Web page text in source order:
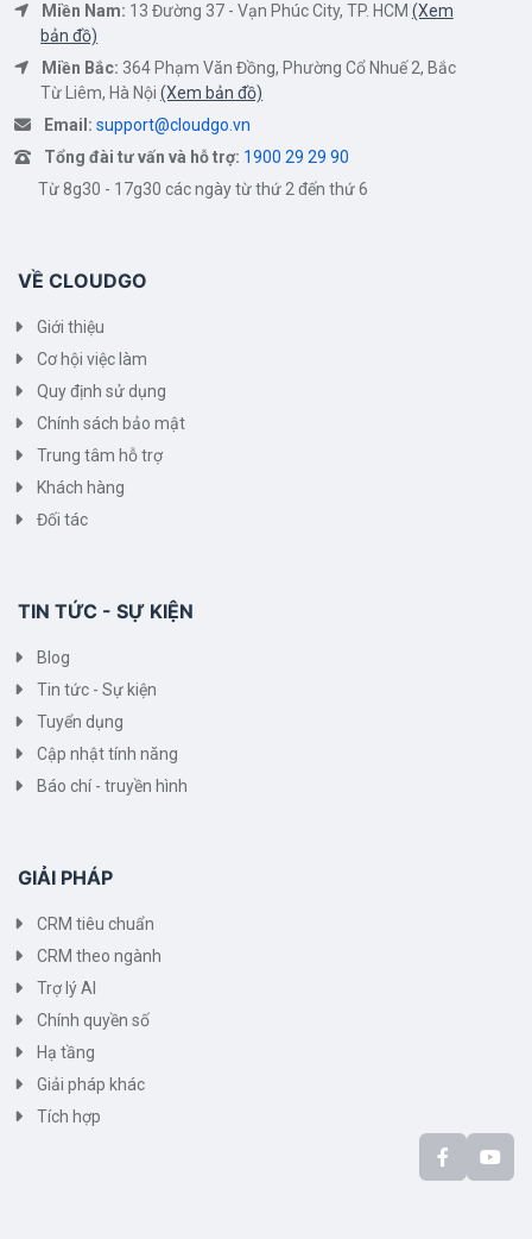
Miền Nam: 13 Đường 37 - Vạn Phúc City, TP. HCM (Xem
bản đồ)
Miền Bắc: 364 Phạm Văn Đồng, Phường Cổ Nhuế 2, Bắc
Từ Liêm, Hà Nội(Xem bản đồ)
Email: support@cloudgo.vn
Tổng đài tư vấn và hỗ trợ: 1900 29 29 90
Từ 8g30 - 17g30 các ngày từ thứ 2 đến thứ 6
VỀ CLOUDGO
Giới thiệu
Cơ hội việc làm
Quy định sử dụng
Chính sách bảo mật
Trung tâm hỗ trợ
Khách hàng
Đối tác
TIN TỨC - SỰ KIỆN
Blog
Tin tức - Sự kiện
Tuyển dụng
Cập nhật tính năng
Báo chí - truyền hình
GIẢI PHÁP
CRM tiêu chuẩn
CRM theo ngành
Trợ lý AI
Chính quyền số
Hạ tầng
Giải pháp khác
Tích hợp